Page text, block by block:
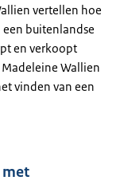
vertellen hoe
buitenlandse
en verkoopt
Wallien
vinden van een
met